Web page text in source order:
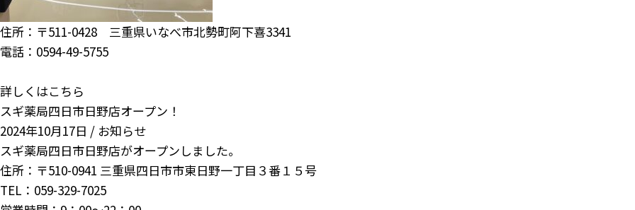
住所：〒511-0428 三重県いなべ市北勢町阿下喜3341
電話：0594-49-5755
詳しくはこちら
スギ薬局四日市日野店オープン！
2024年10月17日 / お知らせ
スギ薬局四日市日野店がオープンしました。
住所：〒510-0941 三重県四日市市東日野一丁目３番１５号
TEL：059-329-7025